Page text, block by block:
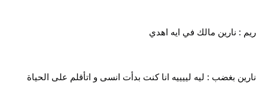
ريم : نارين مالك في ايه اهدي
نارين بغضب : ليه لييييه انا كنت بدأت انسى و اتأقلم على الحياة